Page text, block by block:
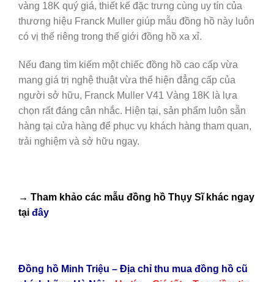
vàng 18K quý giá, thiết kế đặc trưng cùng uy tín của
thương hiệu Franck Muller giúp mẫu đồng hồ này luôn
có vị thế riêng trong thế giới đồng hồ xa xỉ.
Nếu đang tìm kiếm một chiếc đồng hồ cao cấp vừa
mang giá trị nghệ thuật vừa thể hiện đẳng cấp của
người sở hữu, Franck Muller V41 Vàng 18K là lựa
chọn rất đáng cân nhắc. Hiện tại, sản phẩm luôn sẵn
hàng tại cửa hàng để phục vụ khách hàng tham quan,
trải nghiệm và sở hữu ngay.
→ Tham khảo các mẫu đồng hồ Thụy Sĩkhác ngay
tại đây
Đồng hồ Minh Triệu – Địa chỉ thu mua đồng hồ cũ